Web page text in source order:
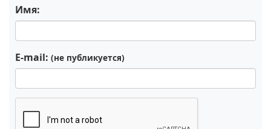
Имя:
E-mail: (не публикуется)